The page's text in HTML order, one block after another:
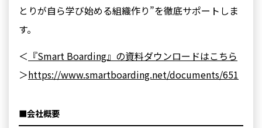
とりが⾃ら学び始める組織作り”を徹底サポートしま
す。
＜ 『Smart Boarding』の資料ダウンロードはこちら
＞https://www.smartboarding.net/documents/651
■会社概要